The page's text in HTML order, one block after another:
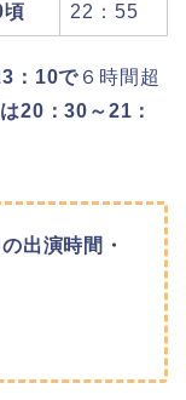
頃 22：55
：10で ６時間超
20 ：30～21：
出演時間・